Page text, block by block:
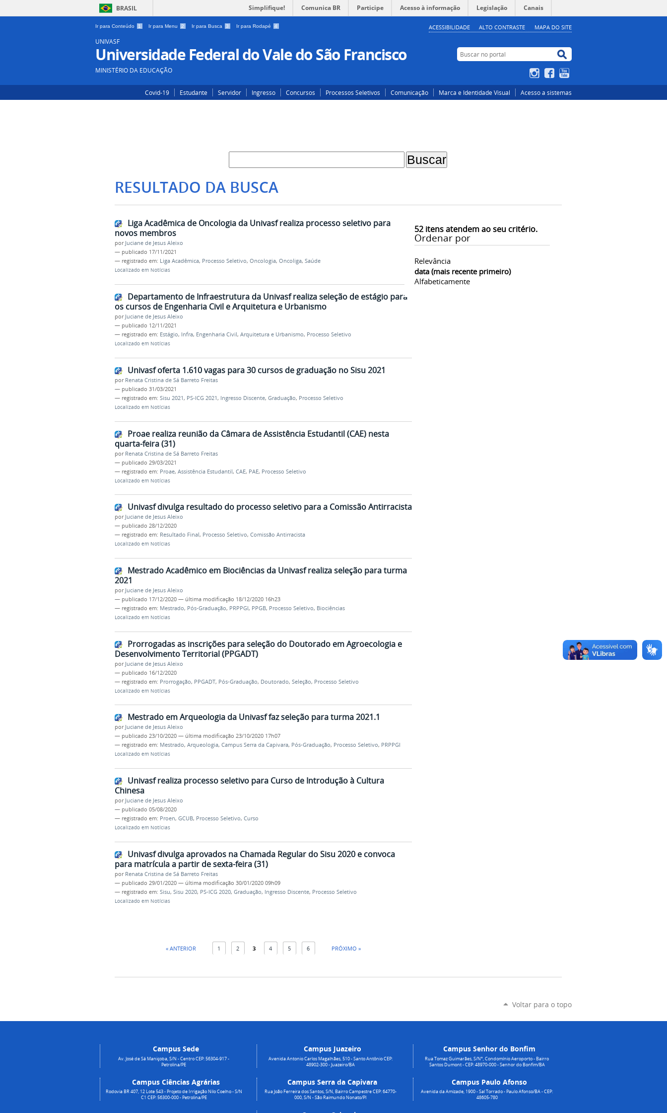
BRASIL Simplifique! Comunica BR Participe Acesso à informação Legislação Canais
Ir para Conteúdo 1 Ir para Menu 2 Ir para Busca 3 Ir para Rodapé 4 ACESSIBILIDADE ALTO CONTRASTE MAPA DO SITE
UNIVASF
Universidade Federal do Vale do São Francisco
MINISTÉRIO DA EDUCAÇÃO
Buscar no portal
Buscar no portal
InstagramFacebook
Covid-19 Estudante Servidor Ingresso Concursos Processos Seletivos Comunicação Marca e Identidade Visual Acesso a sistemas
RESULTADO DA BUSCA
52itens atendem ao seu critério.
Ordenar por
Relevância
data (mais recente primeiro)
Alfabeticamente
Liga Acadêmica de Oncologia da Univasf realiza processo seletivo para
novos membros
por Juciane de Jesus Aleixo
— publicado 17/11/2021
— registrado em: Liga Acadêmica, Processo Seletivo, Oncologia, Oncoliga, Saúde
Localizado em Notícias
Departamento de Infraestrutura da Univasf realiza seleção de estágio para
os cursos de Engenharia Civil e Arquitetura e Urbanismo
por Juciane de Jesus Aleixo
— publicado 12/11/2021
— registrado em: Estágio, Infra, Engenharia Civil, Arquitetura e Urbanismo, Processo Seletivo
Localizado em Notícias
Univasf oferta 1.610 vagas para 30 cursos de graduação no Sisu 2021
por Renata Cristina de Sá Barreto Freitas
— publicado 31/03/2021
— registrado em: Sisu 2021, PS-ICG 2021, Ingresso Discente, Graduação, Processo Seletivo
Localizado em Notícias
Proae realiza reunião da Câmara de Assistência Estudantil (CAE) nesta
quarta-feira (31)
por Renata Cristina de Sá Barreto Freitas
— publicado 29/03/2021
— registrado em: Proae, Assistência Estudantil, CAE, PAE, Processo Seletivo
Localizado em Notícias
Univasf divulga resultado do processo seletivo para a Comissão Antirracista
por Juciane de Jesus Aleixo
— publicado 28/12/2020
— registrado em: Resultado Final, Processo Seletivo, Comissão Antirracista
Localizado em Notícias
Mestrado Acadêmico em Biociências da Univasf realiza seleção para turma
2021
por Juciane de Jesus Aleixo
— publicado 17/12/2020 — última modificação 18/12/2020 16h23
— registrado em: Mestrado, Pós-Graduação, PRPPGI, PPGB, Processo Seletivo, Biociências
Localizado em Notícias
Prorrogadas as inscrições para seleção do Doutorado em Agroecologia e
Desenvolvimento Territorial (PPGADT)
por Juciane de Jesus Aleixo
— publicado 16/12/2020
— registrado em: Prorrogação, PPGADT, Pós-Graduação, Doutorado, Seleção, Processo Seletivo
Localizado em Notícias
Mestrado em Arqueologia da Univasf faz seleção para turma 2021.1
por Juciane de Jesus Aleixo
— publicado 23/10/2020 — última modificação 23/10/2020 17h07
— registrado em: Mestrado, Arqueologia, Campus Serra da Capivara, Pós-Graduação, Processo Seletivo, PRPPGI
Localizado em Notícias
Univasf realiza processo seletivo para Curso de Introdução à Cultura
Chinesa
por Juciane de Jesus Aleixo
— publicado 05/08/2020
— registrado em: Proen, GCUB, Processo Seletivo, Curso
Localizado em Notícias
Univasf divulga aprovados na Chamada Regular do Sisu 2020 e convoca
para matrícula a partir de sexta-feira (31)
por Renata Cristina de Sá Barreto Freitas
— publicado 29/01/2020 — última modificação 30/01/2020 09h09
— registrado em: Sisu, Sisu 2020, PS-ICG 2020, Graduação, Ingresso Discente, Processo Seletivo
Localizado em Notícias
« ANTERIOR 1 2 3 4 5 6 PRÓXIMO »
Voltar para o topo
Campus Sede
Av. José de Sá Maniçoba, S/N - Centro CEP: 56304-917 -
Petrolina/PE
Campus Ciências Agrárias
Rodovia BR 407, 12 Lote 543 - Projeto de Irrigação Nilo Coelho - S/N
C1 CEP: 56300-000 - Petrolina/PE
Campus Juazeiro
Avenida Antonio Carlos Magalhães, 510 - Santo Antônio CEP:
48902-300 - Juazeiro/BA
Campus Serra da Capivara
Rua João Ferreira dos Santos, S/N, Bairro Campestre CEP: 64770-
000, S/N - São Raimundo Nonato/PI
Campus Senhor do Bonfim
Rua Tomaz Guimarães, S/N°, Condomínio Aeroporto - Bairro
Santos Dumont - CEP: 48970-000 - Senhor do Bonfim/BA
Campus Paulo Afonso
Avenida da Amizade, 1900 - Sal Torrado - Paulo Afonso/BA - CEP:
48605-780